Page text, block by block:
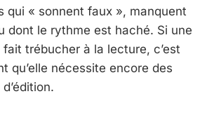
qui « sonnent faux », manquent
dont le rythme est haché. Si une
trébucher à la lecture, c’est
qu’elle nécessite encore des